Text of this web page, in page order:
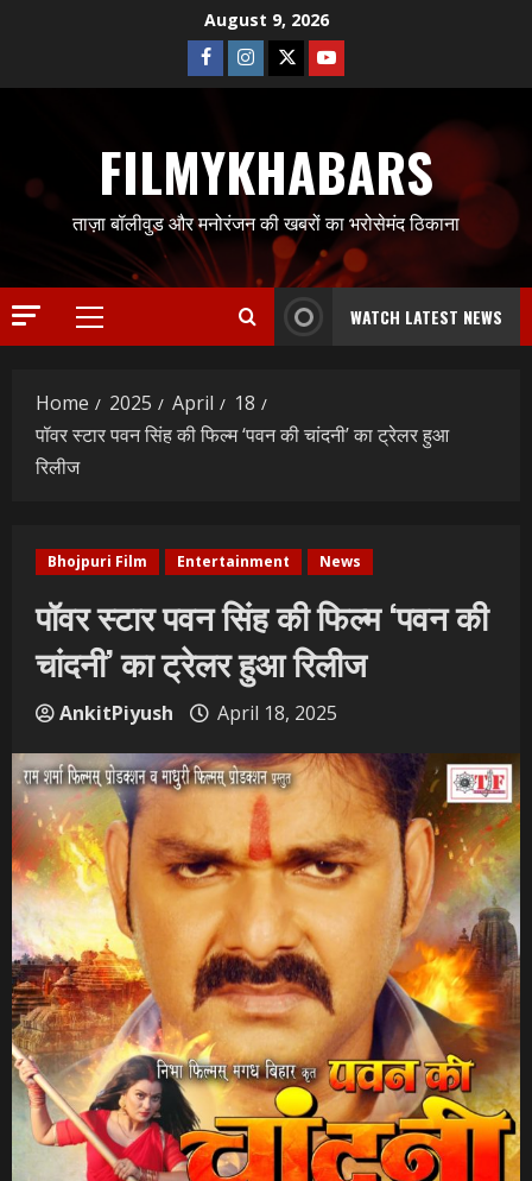
August 9, 2026
Facebook
Instagram
TwitterYoutube
FILMYKHABARS
ताज़ा बॉलीवुड और मनोरंजन की खबरों का भरोसेमंद ठिकाना
Primary
WATCH LATEST NEWS
Home 2025 April
18
पॉवर स्टार पवन सिंह की फिल्म ‘पवन की चांदनी’ का ट्रेलर हुआ
रिलीज
Bhojpuri Film Entertainment News
पॉवर स्टार पवन सिंह की फिल्म ‘पवन की
चांदनी’ का ट्रेलर हुआ रिलीज
AnkitPiyush April 18, 2025